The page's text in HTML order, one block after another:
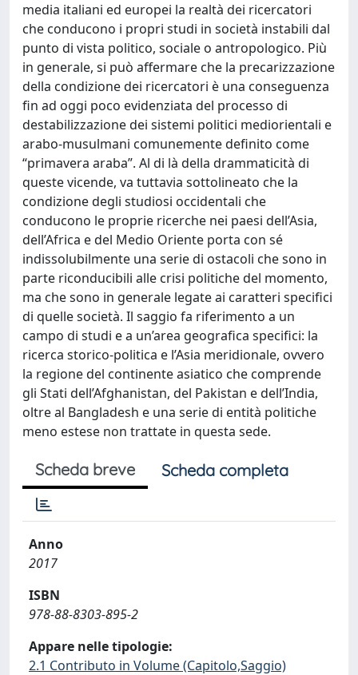
media italiani ed europei la realtà dei ricercatori
che conducono i propri studi in società instabili dal
punto di vista politico, sociale o antropologico. Più
in generale, si può affermare che la precarizzazione
della condizione dei ricercatori è una conseguenza
fin ad oggi poco evidenziata del processo di
destabilizzazione dei sistemi politici mediorientali e
arabo-musulmani comunemente definito come
“primavera araba”. Al di là della drammaticità di
queste vicende, va tuttavia sottolineato che la
condizione degli studiosi occidentali che
conducono le proprie ricerche nei paesi dell’Asia,
dell’Africa e del Medio Oriente porta con sé
indissolubilmente una serie di ostacoli che sono in
parte riconducibili alle crisi politiche del momento,
ma che sono in generale legate ai caratteri specifici
di quelle società. Il saggio fa riferimento a un
campo di studi e a un’area geografica specifici: la
ricerca storico-politica e l’Asia meridionale, ovvero
la regione del continente asiatico che comprende
gli Stati dell’Afghanistan, del Pakistan e dell’India,
oltre al Bangladesh e una serie di entità politiche
meno estese non trattate in questa sede.
Scheda breve Scheda completa
Anno
2017
ISBN
978-88-8303-895-2
Appare nelle tipologie:
2.1 Contributo in Volume (Capitolo,Saggio)